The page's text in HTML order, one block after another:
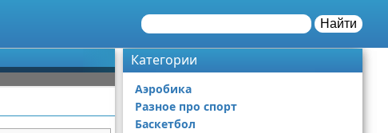
Найти
Категории
Аэробика
Разное про спорт
Баскетбол